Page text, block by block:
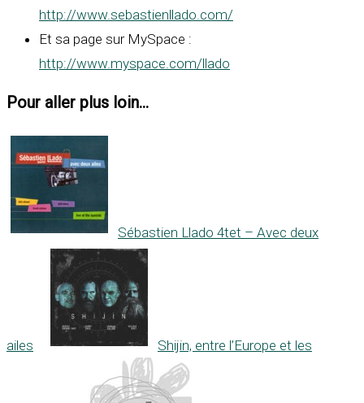
http://www.sebastienllado.com/
Et sa page sur MySpace :
http://www.myspace.com/llado
Pour aller plus loin...
Sébastien Llado 4tet – Avec deux
ailes Shijin, entre l’Europe et les